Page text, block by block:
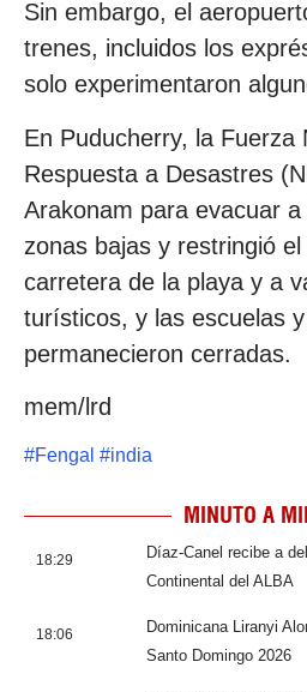
Sin embargo, el
trenes, incluidos los
solo experimentaron
En Puducherry, la Fuerza
Respuesta a Desastres
Arakonam para evacuar
zonas bajas y restringió
carretera de la playa y a
turísticos, y las escuelas
permanecieron cerradas.
mem/lrd
#Fengal #india
MINUTO A
18:29
Díaz-Canel recibe a
Continental del ALBA
18:06
Dominicana Liranyi
Santo Domingo 2026